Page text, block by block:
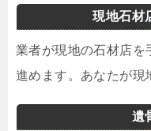
現地石材
業者が現地の石材店を
進めます。あなたが現
遺